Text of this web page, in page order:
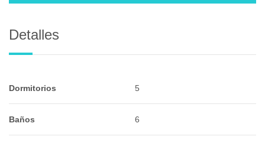
Detalles
Dormitorios 5
Baños 6